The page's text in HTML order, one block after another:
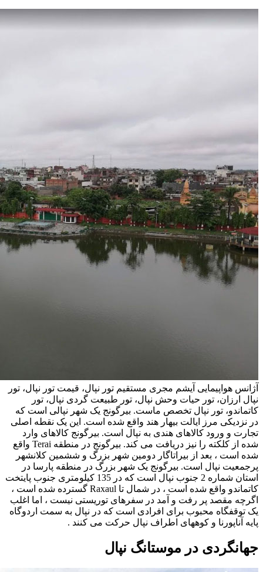
آژانس هواپیمایی آیشم مجری مستقیم تور نپال، قیمت تور نپال، تور
نپال ارزان، تور حیات وحش نپال، تور طبیعت گردی نپال، تور
کاتماندو، تور نپال تخصص ماست. بیرگونج یک شهر نپالی است که
در نزدیکی مرز ایالت بیهار هند واقع شده است. این یک نقطه اصلی
تجارت و ورود کالاهای هندی به نپال است. بیرگونج کالاهای وارد
شده از کلکته را نیز دریافت می کند. بیرگونج در منطقه Terai واقع
شده است ، بعد از بیراتاگار دومین شهر بزرگ و ششمین کلانشهر
پرجمعیت نپال است. بیرگونج یک شهر بزرگ در منطقه پارسا در
استان شماره 2 جنوب نپال است که در 135 کیلومتری جنوب پایتخت
کاتماندو واقع شده است ، در شمال تا Raxaul گسترده شده است ،
اگرچه مقصد پر رفت و آمد در سفرهای توریستی نیست ، اما اغلب
یک توقفگاه محبوب برای افرادی است که در نپال به سمت اردوگاه
پایه آناپورنا و کوههای اطراف نپال حرکت می کنند .
جهانگردی در موستانگ نپال